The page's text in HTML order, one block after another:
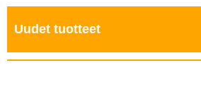
Uudet tuotteet